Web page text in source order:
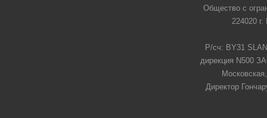
Общество с
224020
Р/сч: BY31
дирекция N500
Директор